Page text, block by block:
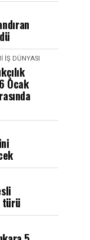
İŞ DÜNYASI
Ocak
türü